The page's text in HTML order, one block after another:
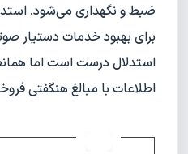
ضبط و نگهداری می‌شود.
برای بهبود خدمات دستیار
استدلال درست است اما
اطلاعات با مبالغ هنگفتی